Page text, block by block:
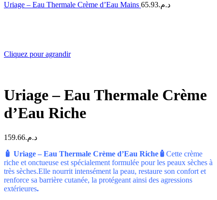
Uriage – Eau Thermale Crème d’Eau Mains د.م.65.93
Cliquez pour agrandir
Uriage – Eau Thermale Crème
d’Eau Riche
د.م.159.66
🧴 Uriage – Eau Thermale Crème d’Eau Riche🧴 Cette crème
riche et onctueuse est spécialement formulée pour les peaux sèches à
très sèches.Elle nourrit intensément la peau, restaure son confort et
renforce sa barrière cutanée, la protégeant ainsi des agressions
extérieures.